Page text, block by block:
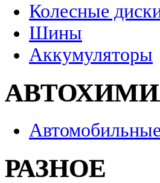
Колесные
Шины
Аккумуляторы
РАЗНОЕ